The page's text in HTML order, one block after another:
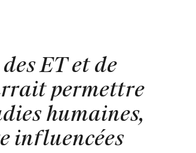
ET et de
permettre
humaines,
influencées